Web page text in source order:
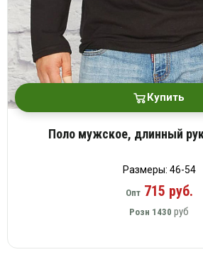
Купить
Поло мужское, длинный
Размеры: 46-54
Опт715 руб.
Розн 1430 руб